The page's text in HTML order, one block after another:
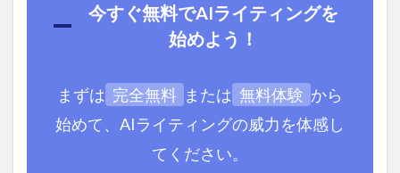
今すぐ無料でAIライティングを
始めよう！
まずは 完全無料 または 無料体験 から
始めて、AIライティングの威力を体感し
てください。